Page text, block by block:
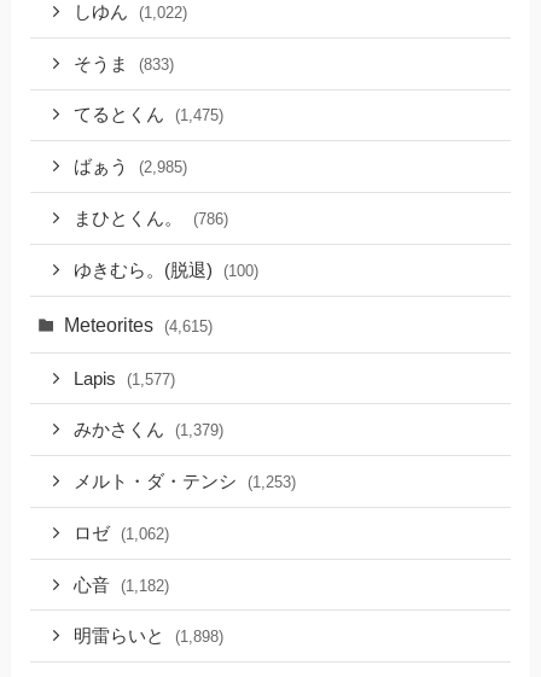
しゆん (1,022)
そうま (833)
てるとくん (1,475)
ばぁう (2,985)
まひとくん。 (786)
ゆきむら。(脱退) (100)
Meteorites (4,615)
Lapis (1,577)
みかさくん (1,379)
メルト・ダ・テンシ (1,253)
ロゼ (1,062)
心音 (1,182)
明雷らいと (1,898)